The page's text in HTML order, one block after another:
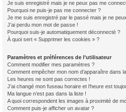
Je suis enregistré mais je ne peux pas me
Pourquoi ne puis-je pas me connecter ?
Je me suis enregistré par le passé mais je ne
J’ai perdu mon mot de passe !
Pourquoi suis-je automatiquement déconnecté ?
À quoi sert « Supprimer les cookies » ?
Paramètres et préférences de l’utilisateur
Comment modifier mes paramètres ?
Comment empêcher mon nom d’apparaître dans
Les heures ne sont pas correctes !
J’ai changé mon fuseau horaire et l’heure est
Ma langue n’est pas dans la liste !
A quoi correspondent les images à proximité de
Comment puis-je afficher un avatar ?